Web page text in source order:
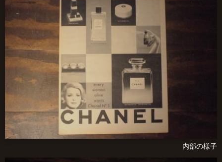
内部の様子